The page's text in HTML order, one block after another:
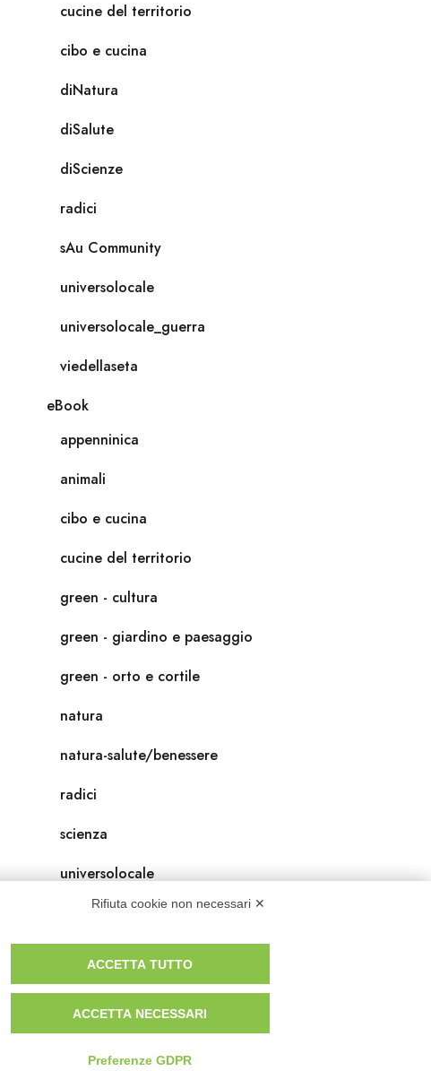
cucine del territorio
cibo e cucina
diNatura
diSalute
diScienze
radici
sAu Community
universolocale
universolocale_guerra
viedellaseta
eBook
appenninica
animali
cibo e cucina
cucine del territorio
green - cultura
green - giardino e paesaggio
green - orto e cortile
natura
natura-salute/benessere
radici
scienza
universolocale
viedellaseta
Rifiuta cookie non necessari ✕
ACCETTA TUTTO
ACCETTA NECESSARI
Preferenze GDPR